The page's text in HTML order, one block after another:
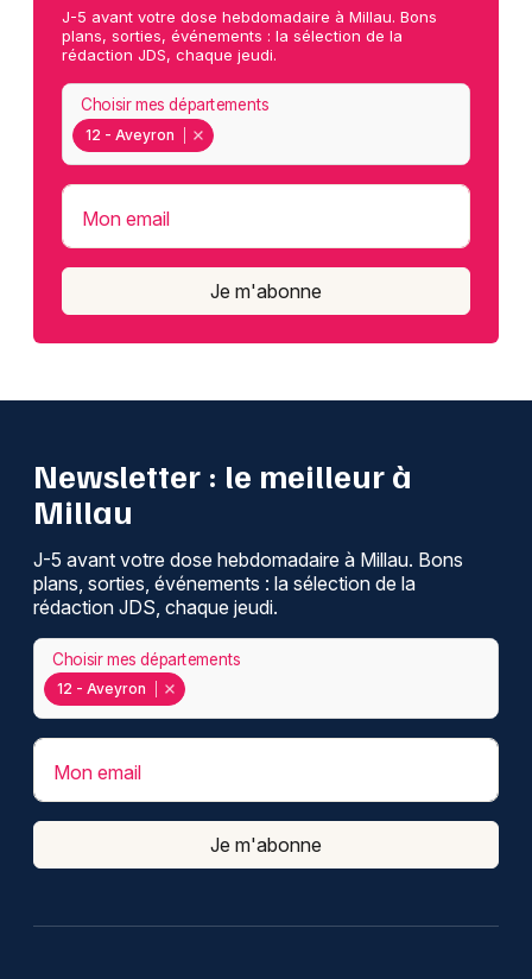
J-5 avant votre dose hebdomadaire à Millau. Bons
plans, sorties, événements : la sélection de la
rédaction JDS, chaque jeudi.
12 - Aveyron
Choisir mes départements
Mon email
Je m'abonne
Newsletter : le meilleur à
Millau
J-5 avant votre dose hebdomadaire à Millau. Bons
plans, sorties, événements : la sélection de la
rédaction JDS, chaque jeudi.
12 - Aveyron
Choisir mes départements
Mon email
Je m'abonne